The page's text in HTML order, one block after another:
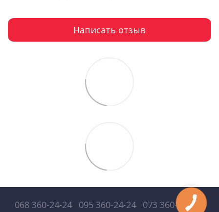
Написать отзыв
068 360-24-24 095 360-24-24 073 360-24-24